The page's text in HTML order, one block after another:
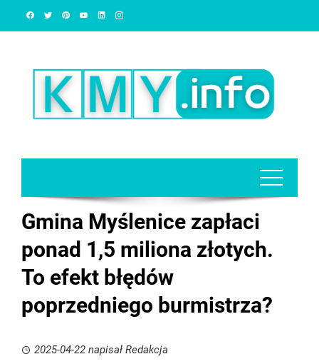
Gmina Myślenice zapłaci
ponad 1,5 miliona złotych.
To efekt błędów
poprzedniego burmistrza?
2025-04-22 napisał Redakcja